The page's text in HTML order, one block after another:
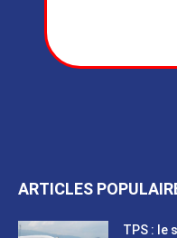
ARTICLES
TPS : le